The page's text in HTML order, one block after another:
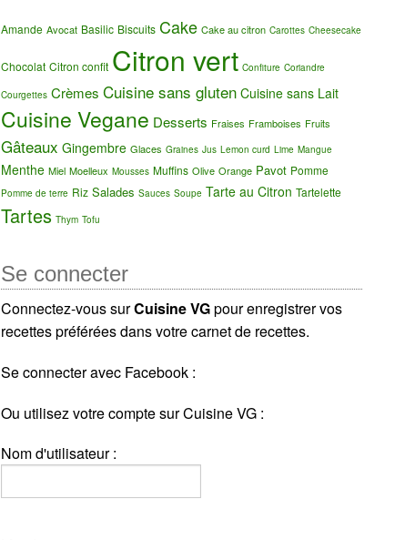
Amande Avocat Basilic Biscuits Cake Cake au citron Carottes Cheesecake
Chocolat Citron confit Citron vert Confiture Coriandre
Courgettes Crèmes Cuisine sans gluten Cuisine sans Lait
Cuisine Vegane Desserts Fraises Framboises Fruits
Gâteaux Gingembre Glaces Graines Jus Lemon curd Lime Mangue
Menthe Miel Moelleux Mousses Muffins Olive Orange Pavot Pomme
Pomme de terre Riz Salades Sauces Soupe Tarte au Citron Tartelette
Tartes Thym Tofu
Se connecter
Connectez-vous surCuisine VGpour enregistrer vos
recettes préférées dans votre carnet de recettes.
Se connecter avec Facebook :
Ou utilisez votre compte sur Cuisine VG :
Nom d'utilisateur :